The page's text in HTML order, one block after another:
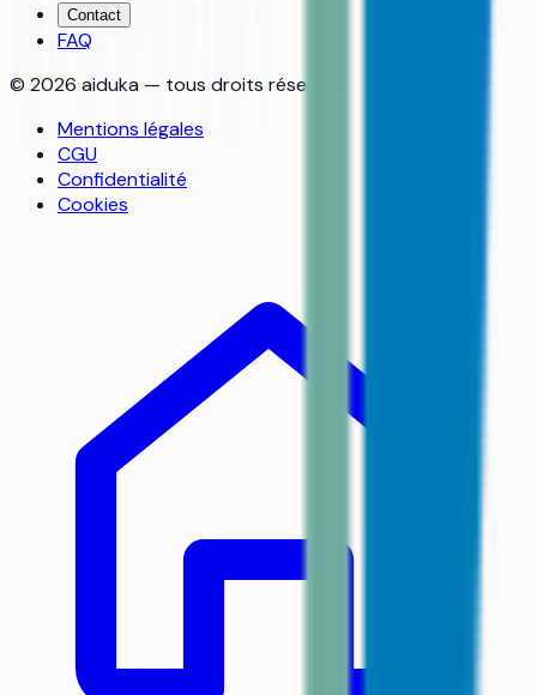
Contact
FAQ
© 2026 aiduka — tous droits réservés
Mentions légales
CGU
Confidentialité
Cookies